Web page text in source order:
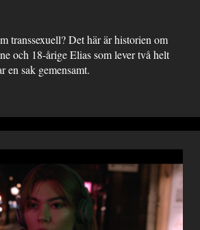
transsexuell? Det här är historien om
och 18-årige Elias som lever två helt
en sak gemensamt.